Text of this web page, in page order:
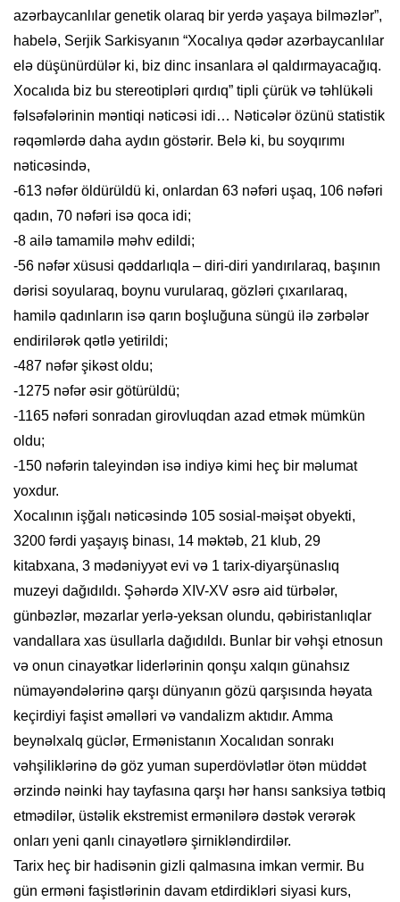
azərbaycanlılar genetik olaraq bir yerdə yaşaya bilməzlər”,
habelə, Serjik Sarkisyanın “Xocalıya qədər azərbaycanlılar
elə düşünürdülər ki, biz dinc insanlara əl qaldırmayacağıq.
Xocalıda biz bu stereotipləri qırdıq” tipli çürük və təhlükəli
fəlsəfələrinin məntiqi nəticəsi idi… Nəticələr özünü statistik
rəqəmlərdə daha aydın göstərir. Belə ki, bu soyqırımı
nəticəsində,
-613 nəfər öldürüldü ki, onlardan 63 nəfəri uşaq, 106 nəfəri
qadın, 70 nəfəri isə qoca idi;
-8 ailə tamamilə məhv edildi;
-56 nəfər xüsusi qəddarlıqla – diri-diri yandırılaraq, başının
dərisi soyularaq, boynu vurularaq, gözləri çıxarılaraq,
hamilə qadınların isə qarın boşluğuna süngü ilə zərbələr
endirilərək qətlə yetirildi;
-487 nəfər şikəst oldu;
-1275 nəfər əsir götürüldü;
-1165 nəfəri sonradan girovluqdan azad etmək mümkün
oldu;
-150 nəfərin taleyindən isə indiyə kimi heç bir məlumat
yoxdur.
Xocalının işğalı nəticəsində 105 sosial-məişət obyekti,
3200 fərdi yaşayış binası, 14 məktəb, 21 klub, 29
kitabxana, 3 mədəniyyət evi və 1 tarix-diyarşünaslıq
muzeyi dağıdıldı. Şəhərdə XIV-XV əsrə aid türbələr,
günbəzlər, məzarlar yerlə-yeksan olundu, qəbiristanlıqlar
vandallara xas üsullarla dağıdıldı. Bunlar bir vəhşi etnosun
və onun cinayətkar liderlərinin qonşu xalqın günahsız
nümayəndələrinə qarşı dünyanın gözü qarşısında həyata
keçirdiyi faşist əməlləri və vandalizm aktıdır. Amma
beynəlxalq güclər, Ermənistanın Xocalıdan sonrakı
vəhşiliklərinə də göz yuman superdövlətlər ötən müddət
ərzində nəinki hay tayfasına qarşı hər hansı sanksiya tətbiq
etmədilər, üstəlik ekstremist ermənilərə dəstək verərək
onları yeni qanlı cinayətlərə şirnikləndirdilər.
Tarix heç bir hadisənin gizli qalmasına imkan vermir. Bu
gün erməni faşistlərinin davam etdirdikləri siyasi kurs,